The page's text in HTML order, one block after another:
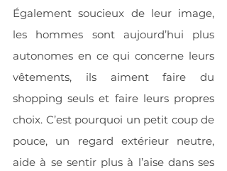
Également soucieux de leur image,
les hommes sont aujourd’hui plus
autonomes en ce qui concerne leurs
vêtements, ils aiment faire du
shopping seuls et faire leurs propres
choix. C’est pourquoi un petit coup de
pouce, un regard extérieur neutre,
aide à se sentir plus à l’aise dans ses